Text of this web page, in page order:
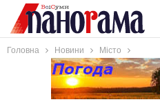
Головна Новини Місто